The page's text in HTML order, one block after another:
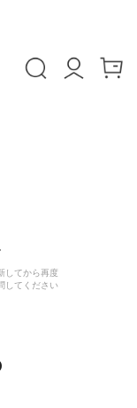
してから再度
してください